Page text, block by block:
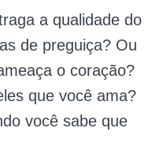
a qualidade do
de preguiça? Ou
o coração?
que você ama?
você sabe que